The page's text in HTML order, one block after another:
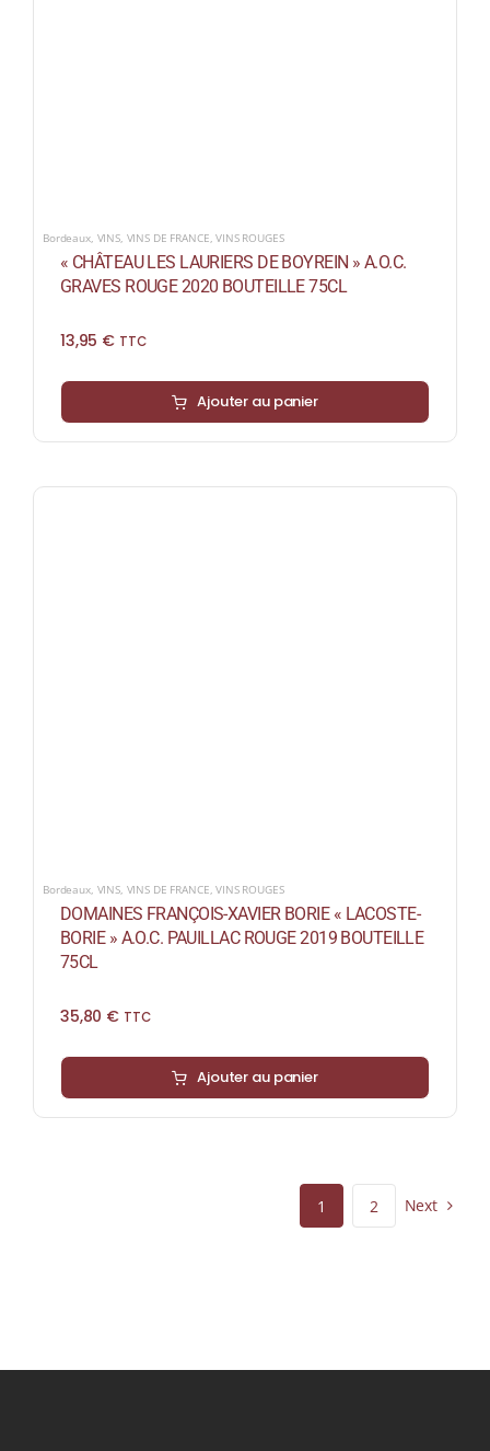
Bordeaux, VINS, VINS DE FRANCE,VINS ROUGES
« CHÂTEAU LES LAURIERS DE BOYREIN » A.O.C.
GRAVES ROUGE 2020 BOUTEILLE 75CL
13,95 € TTC
Ajouter au panier
Bordeaux, VINS, VINS DE FRANCE,VINS ROUGES
DOMAINES FRANÇOIS-XAVIER BORIE « LACOSTE-
BORIE » A.O.C. PAUILLAC ROUGE 2019 BOUTEILLE
75CL
35,80 € TTC
Ajouter au panier
1 2 Next